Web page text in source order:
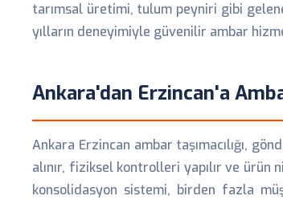
tarımsal üretimi, tulum peyniri gibi
yılların deneyimiyle güvenilir ambar
Ankara'dan Erzincan'a
Ankara Erzincan ambar taşımacılığı,
alınır, fiziksel kontrolleri yapılır ve
konsolidasyon sistemi, birden fazla